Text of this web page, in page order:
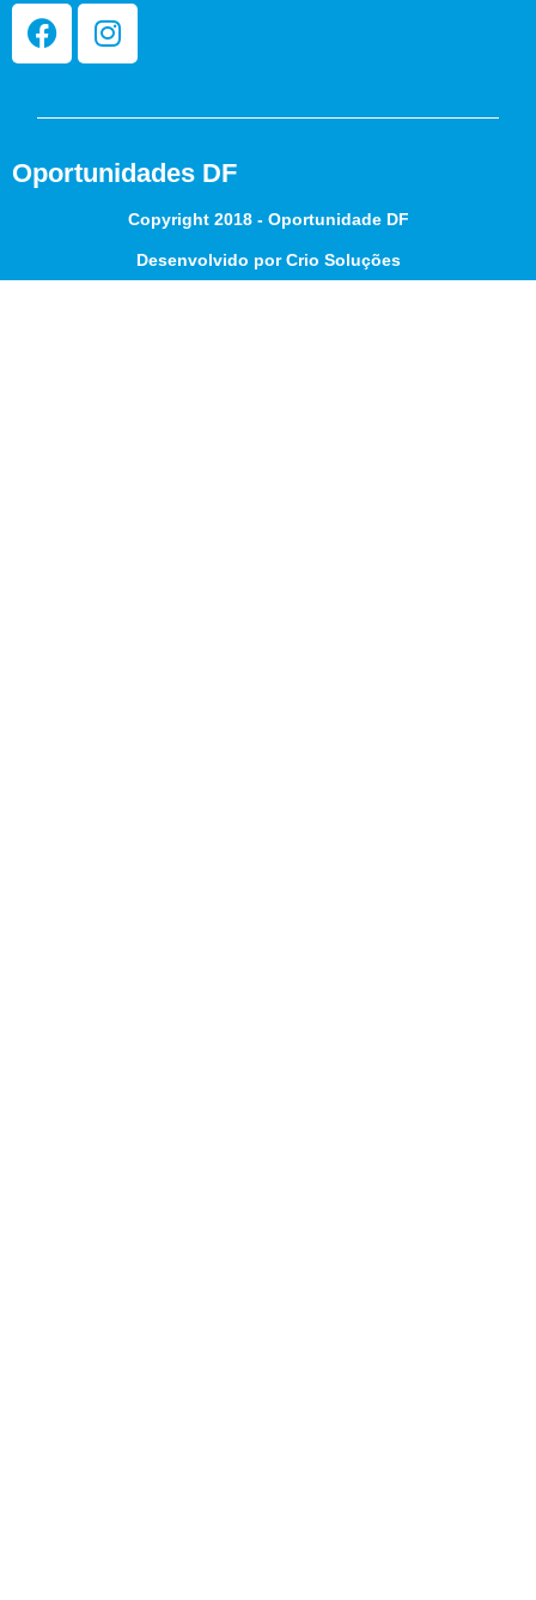
Oportunidades DF
Copyright 2018 - Oportunidade DF
Desenvolvido por Crio Soluções